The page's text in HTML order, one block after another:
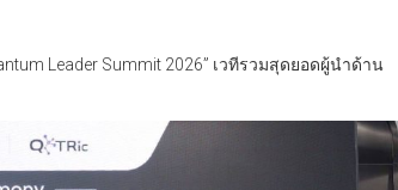
Leader Summit 2026” เวทีรวมสุดยอดผู้นำด้าน